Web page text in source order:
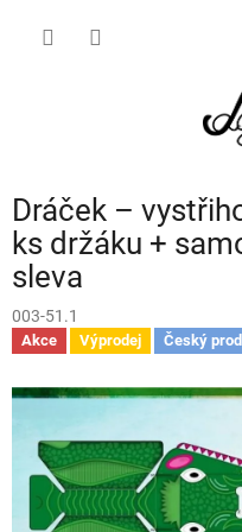
Dráček –
ks držáku +
sleva
003-51.1
Akce Výprodej Český